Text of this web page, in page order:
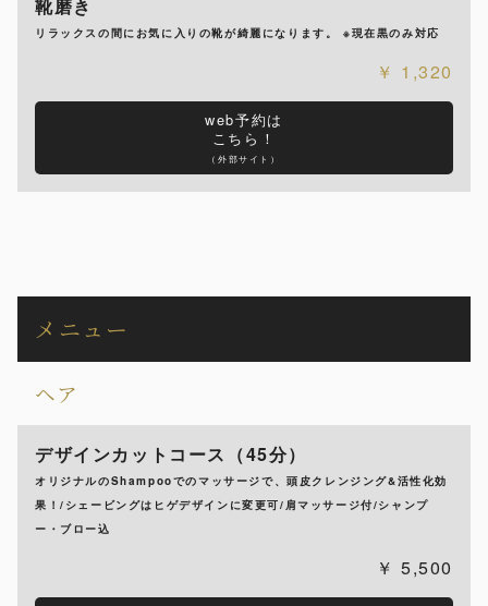
靴磨き
リラックスの間にお気に入りの靴が綺麗になります。 ※現在黒のみ対応
1,320
web予約は
こちら！
（外部サイト）
メニュー
ヘア
デザインカットコース（45分）
オリジナルのShampooでのマッサージで、頭皮クレンジング&活性化効
果！/シェービングはヒゲデザインに変更可/肩マッサージ付/シャンプ
ー・ブロー込
5,500